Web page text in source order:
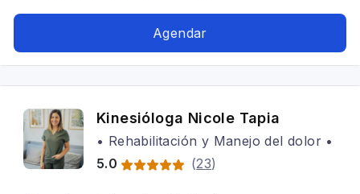
Agendar
Kinesióloga Nicole Tapia
• Rehabilitación y Manejo del dolor •
5.0
(23)